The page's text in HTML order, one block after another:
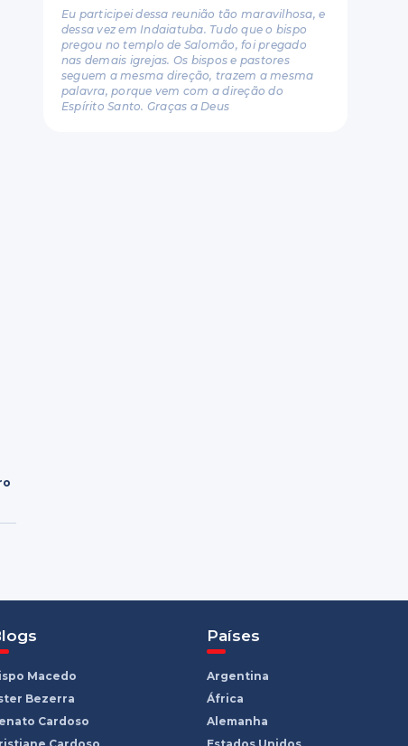
Eu participei dessa reunião tão maravilhosa, e
dessa vez em Indaiatuba. Tudo que o bispo
pregou no templo de Salomão, foi pregado
nas demais igrejas. Os bispos e pastores
seguem a mesma direção, trazem a mesma
palavra, porque vem com a direção do
Espírito Santo. Graças a Deus
Macedo
Bezerra
Cardoso
Países
Argentina
África
Alemanha